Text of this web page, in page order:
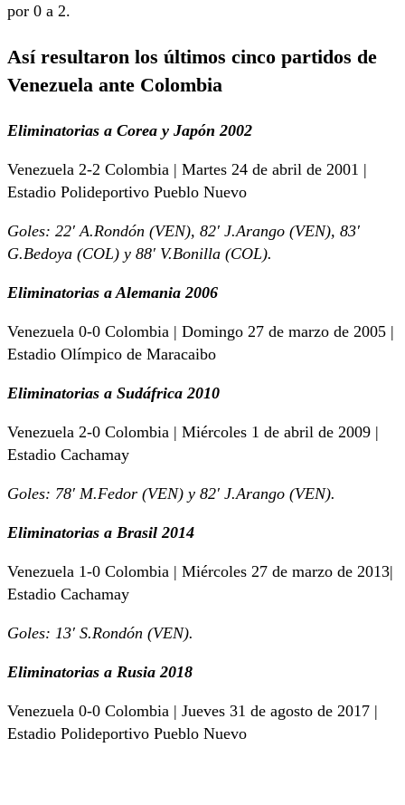
por 0 a 2.
Así resultaron los últimos cinco partidos de
Venezuela ante Colombia
Eliminatorias a Corea y Japón 2002
Venezuela 2-2 Colombia | Martes 24 de abril de 2001 |
Estadio Polideportivo Pueblo Nuevo
Goles: 22′ A.Rondón (VEN), 82′ J.Arango (VEN), 83′
G.Bedoya (COL) y 88′ V.Bonilla (COL).
Eliminatorias a Alemania 2006
Venezuela 0-0 Colombia | Domingo 27 de marzo de 2005 |
Estadio Olímpico de Maracaibo
Eliminatorias a Sudáfrica 2010
Venezuela 2-0 Colombia | Miércoles 1 de abril de 2009 |
Estadio Cachamay
Goles: 78′ M.Fedor (VEN) y 82′ J.Arango (VEN).
Eliminatorias a Brasil 2014
Venezuela 1-0 Colombia | Miércoles 27 de marzo de 2013|
Estadio Cachamay
Goles: 13′ S.Rondón (VEN).
Eliminatorias a Rusia 2018
Venezuela 0-0 Colombia | Jueves 31 de agosto de 2017 |
Estadio Polideportivo Pueblo Nuevo